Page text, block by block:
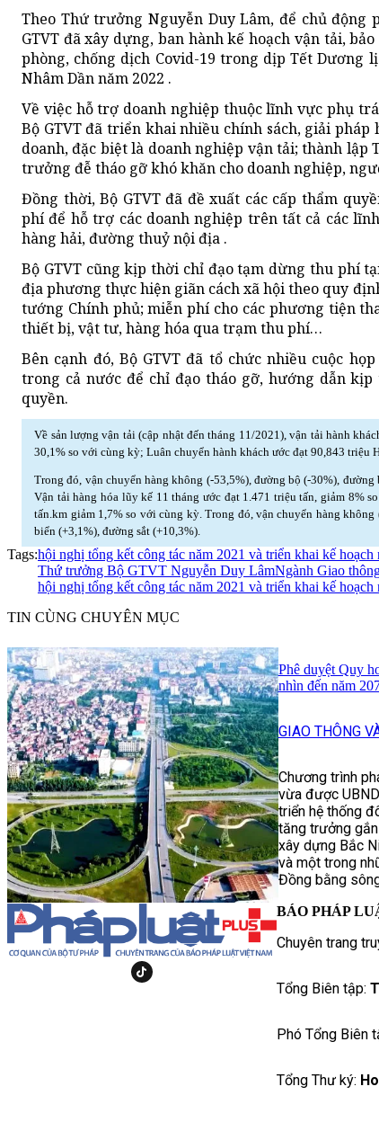
Theo Thứ trưởng Nguyễn Duy Lâm, để chủ động
GTVT đã xây dựng, ban hành kế hoạch vận tải,
phòng, chống dịch Covid-19 trong dịp Tết Dương
Nhâm Dần năm 2022 .
Về việc hỗ trợ doanh nghiệp thuộc lĩnh vực phụ
Bộ GTVT đã triển khai nhiều chính sách, giải
doanh, đặc biệt là doanh nghiệp vận tải; thành lập
trưởng đễ tháo gỡ khó khăn cho doanh nghiệp,
Đồng thời, Bộ GTVT đã đề xuất các cấp thẩm
phí để hỗ trợ các doanh nghiệp trên tất cả các
hàng hải, đường thuỷ nội địa .
Bộ GTVT cũng kịp thời chỉ đạo tạm dừng thu phí
địa phương thực hiện giãn cách xã hội theo quy
tướng Chính phủ; miễn phí cho các phương tiện
thiết bị, vật tư, hàng hóa qua trạm thu phí…
Bên cạnh đó, Bộ GTVT đã tổ chức nhiều cuộc
trong cả nước để chỉ đạo tháo gỡ, hướng dẫn
quyền.
Về sản lượng vận tải (cập nhật đến tháng 11/2021), vận tải hành
30,1% so với cùng kỳ; Luân chuyển hành khách ước đạt 90,843 triệu
Trong đó, vận chuyển hàng không (-53,5%), đường bộ (-30%),
Vận tải hàng hóa lũy kế 11 tháng ước đạt 1.471 triệu tấn, giảm 8%
tấn.km giảm 1,7% so với cùng kỳ. Trong đó, vận chuyển hàng
biển (+3,1%), đường sắt (+10,3%).
Tags:hội nghị tổng kết công tác năm 2021 và triển khai kế
Thứ trưởng Bộ GTVT Nguyễn Duy LâmNgành Giao
hội nghị tổng kết công tác năm 2021 và triển khai kế hoạch
TIN CÙNG CHUYÊN MỤC
Phê duyệt Quy
nhìn đến năm
GIAO THÔNG
Chương trình
vừa được
triển hệ thống
tăng trưởng
xây dựng Bắc
và một trong
Đồng bằng
BÁO PHÁP
Chuyên trang
Tổng Biên tập:
Phó Tổng Biên
Tổng Thư ký: